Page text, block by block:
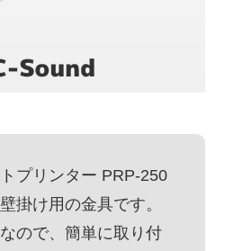
プリンター PRP-250
掛け用の金具です。
ので、簡単に取り付